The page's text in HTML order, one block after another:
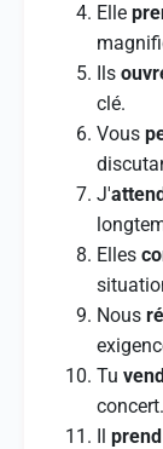
Elle
Ils
clé.
Vous
J'
Elles
Nous
Tu
concert.
Il prend